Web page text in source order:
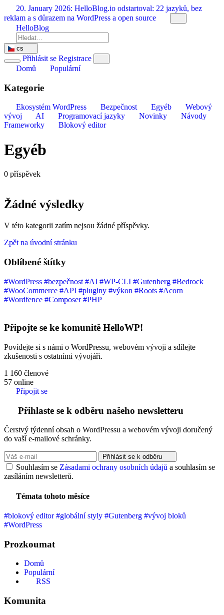
Přeskočit
na
obsah
20. January 2026: HelloBlog.io odstartoval: 22 jazyků, bez
reklam a s důrazem na WordPress a open source
HelloBlog
cs
Přihlásit se Registrace
Domů
Populární
Kategorie
Ekosystém WordPress Bezpečnost Egyéb
Webový
vývoj
AI Programovací jazyky Novinky
Návody
Frameworky
Blokový editor
Egyéb
0 příspěvek
Žádné výsledky
V této kategorii zatím nejsou žádné příspěvky.
Zpět na úvodní stránku
Oblíbené štítky
#WordPress #bezpečnost #AI #WP-CLI #Gutenberg #Bedrock
#WooCommerce #API #pluginy #výkon #Roots #Acorn
#Wordfence #Composer#PHP
Připojte se ke komunitě HelloWP!
Povídejte si s námi o WordPressu, webovém vývoji a sdílejte
zkušenosti s ostatními vývojáři.
1 160 členové
57 online
Připojit se
Přihlaste se k odběru našeho newsletteru
Čerstvý týdenní obsah o WordPressu a webovém vývoji doručený
do vaší e-mailové schránky.
Přihlásit se k odběru
Souhlasím se Zásadami ochrany osobních údajů a souhlasím se
zasíláním newsletterů.
Témata tohoto měsíce
#blokový editor #globální styly #Gutenberg #vývoj bloků
#WordPress
Prozkoumat
Domů
Populární
RSS
Komunita